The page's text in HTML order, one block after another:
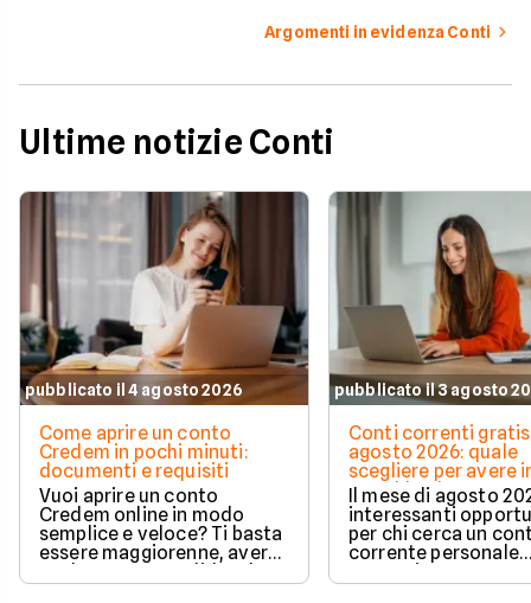
Argomenti in evidenza Conti
Ultime notizie Conti
pubblicato il 4 agosto 2026
Come aprire un conto
Credem in pochi minuti:
documenti e requisiti
Vuoi aprire un conto
Credem online in modo
semplice e veloce? Ti basta
essere maggiorenne, avere
un documento valido o lo
SPID e preparare pochi dati
pubblicato il 3 agosto
Conti correnti
agosto 2026: quale
scegliere per avere
e cashback?
Il mese di agosto
interessanti
per chi cerca un
corrente personale
conveniente e a